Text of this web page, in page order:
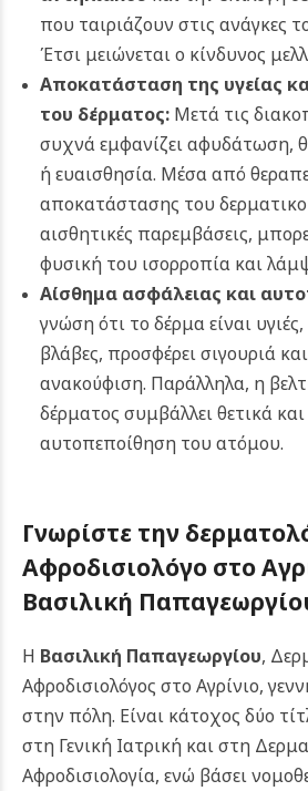
που ταιριάζουν στις ανάγκες
Έτσι μειώνεται ο κίνδυνος
Αποκατάσταση της υγείας
του δέρματος:Μετά τις
συχνά εμφανίζει αφυδάτωση,
ή ευαισθησία. Μέσα από
αποκατάστασης του
αισθητικές παρεμβάσεις,
φυσική του ισορροπία και
Αίσθημα ασφάλειας και
γνώση ότι το δέρμα είναι
βλάβες, προσφέρει σιγουριά
ανακούφιση. Παράλληλα, η
δέρματος συμβάλλει θετικά
αυτοπεποίθηση του ατόμου.
Γνωρίστε την
Αφροδισιολόγο στο
Βασιλική
Η Βασιλική Παπαγεωργίου,
Αφροδισιολόγος στο Αγρίνιο,
στην πόλη. Είναι κάτοχος δύο
στη Γενική Ιατρική και στη
Αφροδισιολογία, ενώ βάσει